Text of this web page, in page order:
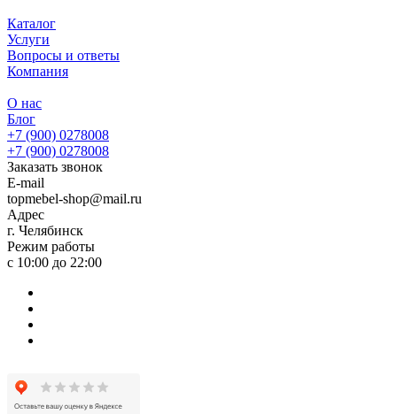
Каталог
Услуги
Вопросы и ответы
Компания
О нас
Блог
+7 (900) 0278008
+7 (900) 0278008
Заказать звонок
E-mail
topmebel-shop@mail.ru
Адрес
г. Челябинск
Режим работы
с 10:00 до 22:00